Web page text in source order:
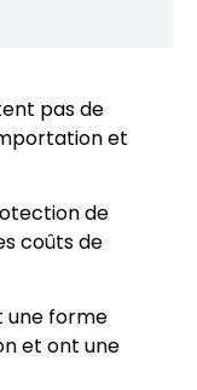
pas de
et
de
coûts de
une forme
et ont une